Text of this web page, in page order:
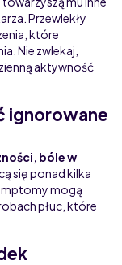
Przewlekły
które
Nie zwlekaj,
aktywność
ignorowane
bóle w
się ponad kilka
mogą
płuc, które